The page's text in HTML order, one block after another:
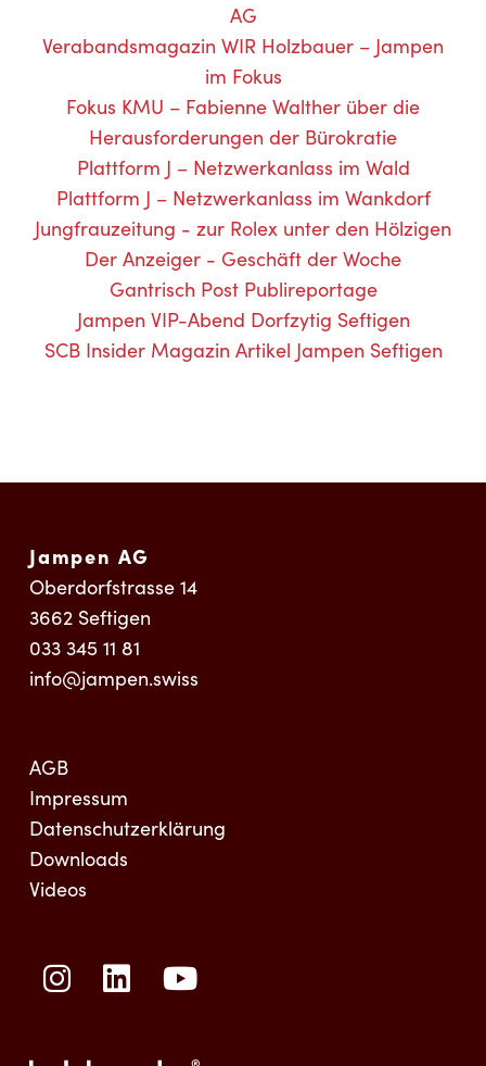
AG
Verabandsmagazin WIR Holzbauer – Jampen
im Fokus
Fokus KMU – Fabienne Walther über die
Herausforderungen der Bürokratie
Plattform J – Netzwerkanlass im Wald
Plattform J – Netzwerkanlass im Wankdorf
Jungfrauzeitung - zur Rolex unter den Hölzigen
Der Anzeiger - Geschäft der Woche
Gantrisch Post Publireportage
Jampen VIP-Abend Dorfzytig Seftigen
SCB Insider Magazin Artikel Jampen Seftigen
Jampen AG
Oberdorfstrasse 14
3662 Seftigen
033 345 11 81
info@jampen.swiss
AGB
Impressum
Datenschutzerklärung
Downloads
Videos